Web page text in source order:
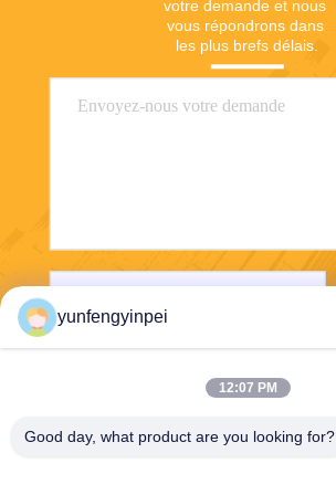
votre demande et nous
vous répondrons dans
les plus brefs délais.
yunfengyinpei
12:07 PM
Good day, what product are you looking for?